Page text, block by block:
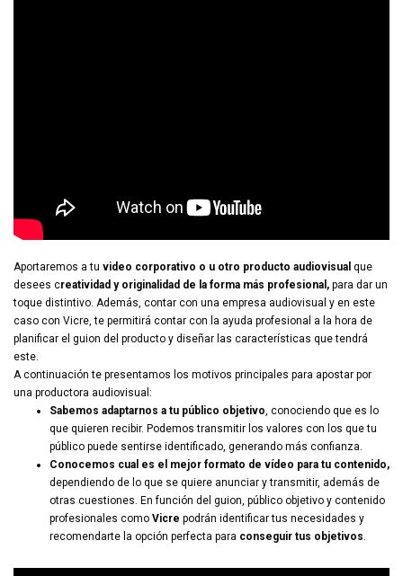
Aportaremos a tu video corporativo o u otro producto audiovisual que
desees creatividad y originalidad de la forma más profesional, para dar un
toque distintivo. Además, contar con una empresa audiovisual y en este
caso con Vicre, te permitirá contar con la ayuda profesional a la hora de
planificar el guion del producto y diseñar las características que tendrá
este.
A continuación te presentamos los motivos principales para apostar por
una productora audiovisual:
Sabemos adaptarnos a tu público objetivo, conociendo que es lo
que quieren recibir. Podemos transmitir los valores con los que tu
público puede sentirse identificado, generando más confianza.
Conocemos cual es el mejor formato de vídeo para tu contenido,
dependiendo de lo que se quiere anunciar y transmitir, además de
otras cuestiones. En función del guion, público objetivo y contenido
profesionales como Vicre podrán identificar tus necesidades y
recomendarte la opción perfecta para conseguir tus objetivos.